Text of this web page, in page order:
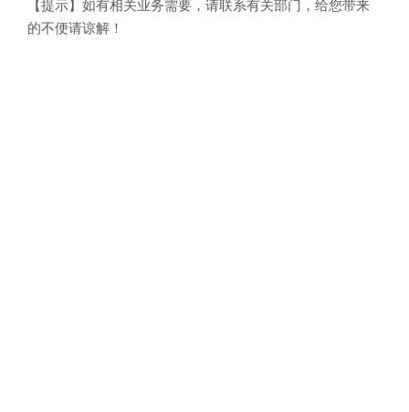
【提示】如有相关业务需要，请联系有关部门，给您带来
的不便请谅解！